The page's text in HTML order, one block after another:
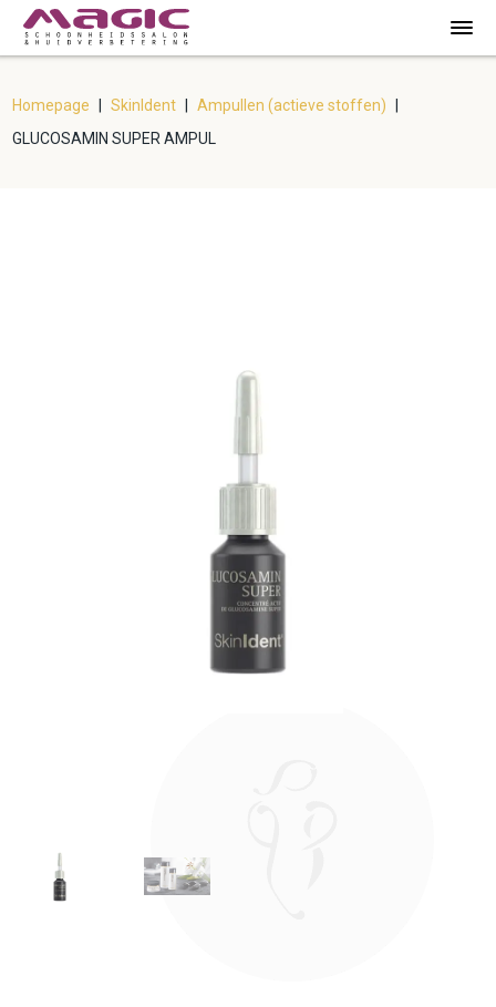
Homepage SkinIdent Ampullen (actieve stoffen)
GLUCOSAMIN SUPER AMPUL